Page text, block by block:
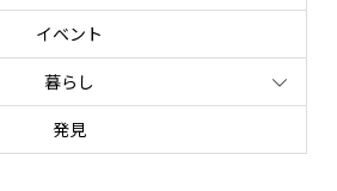
イベント
暮らし
発見